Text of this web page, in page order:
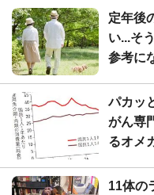
定年後
い...そ
参考に
パカッ
がん専
るオメ
11体の